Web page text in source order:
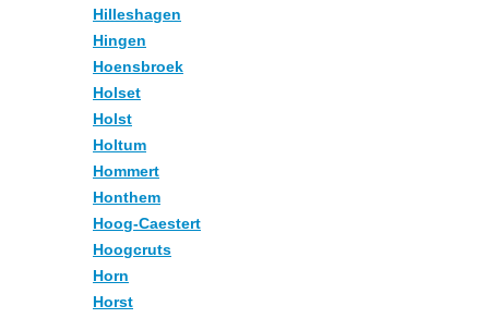
Hilleshagen
Hingen
Hoensbroek
Holset
Holst
Holtum
Hommert
Honthem
Hoog-Caestert
Hoogcruts
Horn
Horst